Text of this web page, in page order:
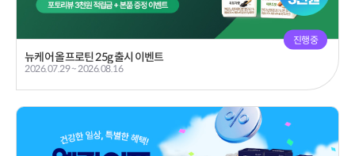
뉴케어 올프로틴 25g 출시 이벤트
2026.07.29 ~ 2026.08.16
진행중